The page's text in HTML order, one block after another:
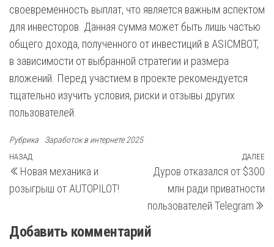
своевременность выплат, что является важным аспектом
для инвесторов. Данная сумма может быть лишь частью
общего дохода, полученного от инвестиций в ASICMBOT,
в зависимости от выбранной стратегии и размера
вложений. Перед участием в проекте рекомендуется
тщательно изучить условия, риски и отзывы других
пользователей.
Рубрика Заработок в интернете 2025
Навигация
по
записям
Предыдущая
запись
НАЗАД
Новая механика и
розыгрыш от AUTOPILOT!
ДАЛЕЕ
Дуров отказался от $300
млн ради приватности
пользователей Telegram
Добавить комментарий